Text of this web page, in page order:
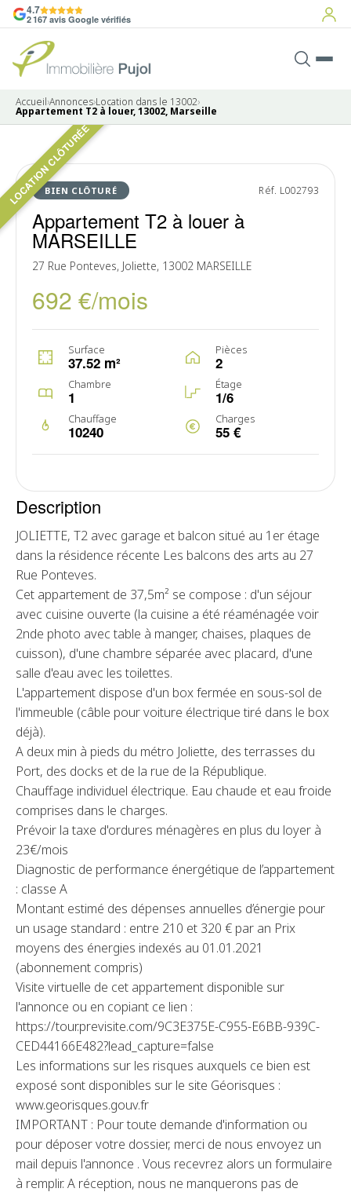
4.7
2 167 avis Google vérifiés
Accueil›Annonces›Location dans le 13002›
Appartement T2 à louer, 13002, Marseille
LOCATION CLÔTURÉE
BIEN CLÔTURÉ Réf. L002793
Appartement T2 à louer à
MARSEILLE
27 Rue Ponteves, Joliette, 13002 MARSEILLE
692 €/mois
Surface
37.52 m²
Pièces
2
Chambre
1
Étage
1/6
Chauffage
10240
Charges
55 €
LOUÉ
7 photos
Description
JOLIETTE, T2 avec garage et balcon situé au 1er étage
dans la résidence récente Les balcons des arts au 27
Rue Ponteves.
Cet appartement de 37,5m² se compose : d'un séjour
avec cuisine ouverte (la cuisine a été réaménagée voir
2nde photo avec table à manger, chaises, plaques de
cuisson), d'une chambre séparée avec placard, d'une
salle d'eau avec les toilettes.
L'appartement dispose d'un box fermée en sous-sol de
l'immeuble (câble pour voiture électrique tiré dans le box
déjà).
A deux min à pieds du métro Joliette, des terrasses du
Port, des docks et de la rue de la République.
Chauffage individuel électrique. Eau chaude et eau froide
comprises dans le charges.
Prévoir la taxe d'ordures ménagères en plus du loyer à
23€/mois
Diagnostic de performance énergétique de l’appartement
: classe A
Montant estimé des dépenses annuelles d’énergie pour
un usage standard : entre 210 et 320 € par an Prix
moyens des énergies indexés au 01.01.2021
(abonnement compris)
Visite virtuelle de cet appartement disponible sur
l'annonce ou en copiant ce lien :
https://tour.previsite.com/9C3E375E-C955-E6BB-939C-
CED44166E482?lead_capture=false
Les informations sur les risques auxquels ce bien est
exposé sont disponibles sur le site Géorisques :
www.georisques.gouv.fr
IMPORTANT : Pour toute demande d'information ou
pour déposer votre dossier, merci de nous envoyez un
mail depuis l'annonce . Vous recevrez alors un formulaire
à remplir. A réception, nous ne manquerons pas de